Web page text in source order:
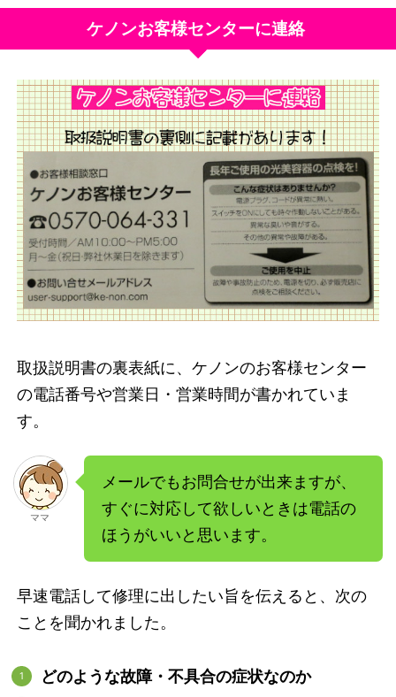
ケノンお客様センターに連絡
取扱説明書の裏表紙に、ケノンのお客様センター
の電話番号や営業日・営業時間が書かれていま
す。
ママ
メールでもお問合せが出来ますが、
すぐに対応して欲しいときは電話の
ほうがいいと思います。
早速電話して修理に出したい旨を伝えると、次の
ことを聞かれました。
どのような故障・不具合の症状なのか